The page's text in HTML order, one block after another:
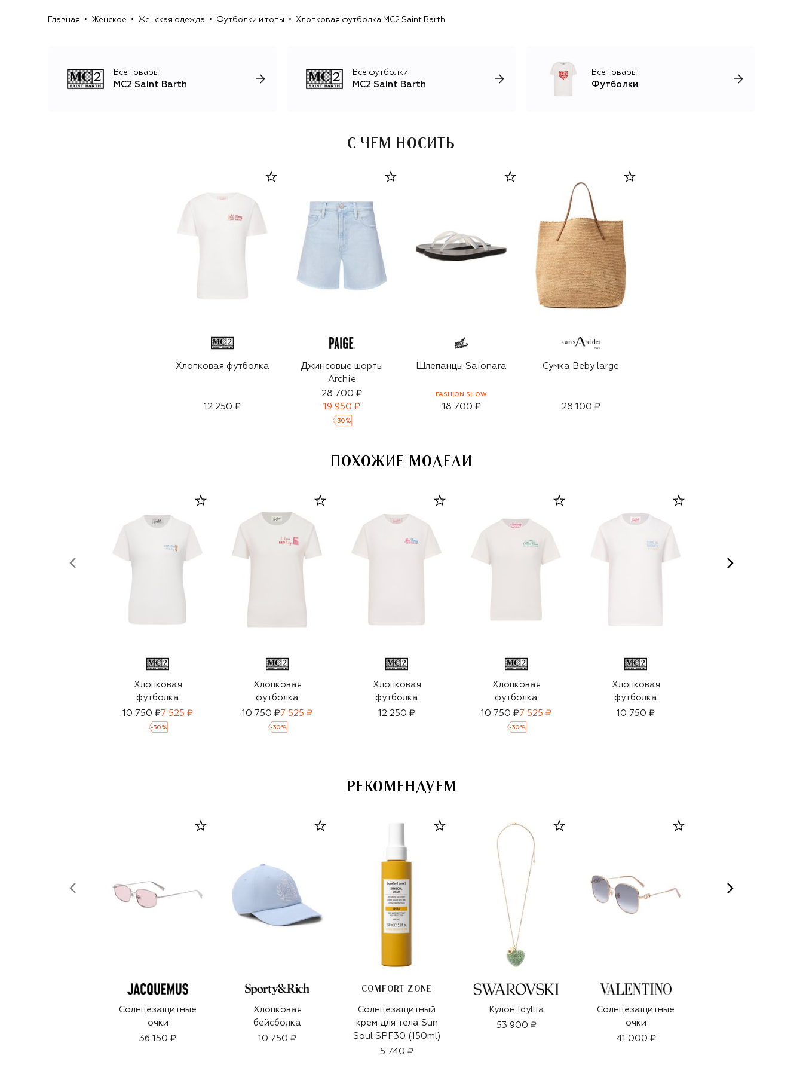
Главная Женское Женская одежда Футболки и топы Хлопковая футболка MC2 Saint Barth
Все товары
MC2 Saint Barth
Все футболки
MC2 Saint Barth
Все товары
Футболки
С ЧЕМ НОСИТЬ
Хлопковая футболка
12 250 ₽
Джинсовые шорты
Archie
28 700 ₽
19 950 ₽
-30 %
Шлепанцы Saionara
FASHION SHOW
18 700 ₽
Сумка Beby large
28 100 ₽
ПОХОЖИЕ МОДЕЛИ
Хлопковая
футболка
10 750 ₽7 525 ₽
-30 %
Хлопковая
футболка
10 750 ₽7 525 ₽
-30 %
Хлопковая
футболка
12 250 ₽
Хлопковая
футболка
10 750 ₽7 525 ₽
-30 %
Хлопковая
футболка
10 750 ₽
РЕКОМЕНДУЕМ
Солнцезащитные
очки
36 150 ₽
Хлопковая
бейсболка
10 750 ₽
COMFORT ZONE
Солнцезащитный
крем для тела Sun
Soul SPF30 (150ml)
5 740 ₽
Кулон Idyllia
53 900 ₽
Солнцезащитные
очки
41 000 ₽